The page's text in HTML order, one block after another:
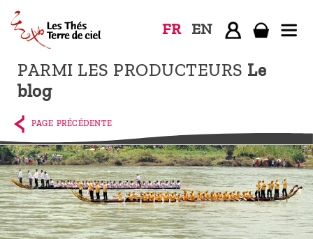
PARMI LES PRODUCTEURS Le
blog
FR EN
Accueil
La
boutique
Terre de
Ciel
Parmi les
producteurs,
le blog
PAGE PRÉCÉDENTE